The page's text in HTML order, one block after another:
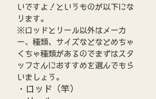
いですよ！というものが以下にな
ります。
※ロッドとリール以外はメーカ
ー、種類、サイズなどなどめちゃ
くちゃ種類があるのでまずはスタ
ッフさんにおすすめを選んでもら
いましょう。
・ロッド（竿）